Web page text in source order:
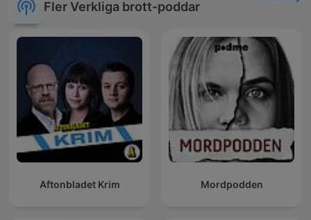
Fler Verkliga brott-poddar
Aftonbladet Krim Mordpodden